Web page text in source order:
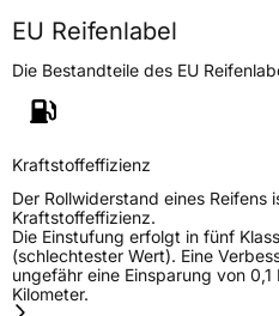
Höchstlast560 kg
Generelle Merkmale
Fahrzeugtyp
VerwendungSommerreifen
ModellnameOutrun M20 Pro
FahrzeugartPKW & SUV
Weitere Eigenschaften
EU Reifenlabel
Die Bestandteile des EU
Kraftstoffeffizienz
Der Rollwiderstand eines
Kraftstoffeffizienz.
Die Einstufung erfolgt in fünf
(schlechtester Wert). Eine
ungefähr eine Einsparung von
Kilometer.